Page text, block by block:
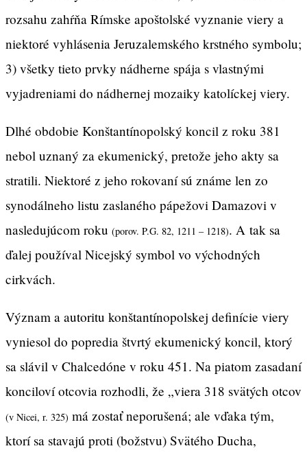
rozsahu zahŕňa Rímske apoštolské vyznanie viery a
niektoré vyhlásenia Jeruzalemského krstného symbolu;
3) všetky tieto prvky nádherne spája s vlastnými
vyjadreniami do nádhernej mozaiky katolíckej viery.
Dlhé obdobie Konštantínopolský koncil z roku 381
nebol uznaný za ekumenický, pretože jeho akty sa
stratili. Niektoré z jeho rokovaní sú známe len zo
synodálneho listu zaslaného pápežovi Damazovi v
nasledujúcom roku (porov. P.G. 82, 1211 – 1218). A tak sa
ďalej používal Nicejský symbol vo východných
cirkvách.
Význam a autoritu konštantínopolskej definície viery
vyniesol do popredia štvrtý ekumenický koncil, ktorý
sa slávil v Chalcedóne v roku 451. Na piatom zasadaní
konciloví otcovia rozhodli, že „viera 318 svätých otcov
(v Nicei, r. 325) má zostať neporušená; ale vďaka tým,
ktorí sa stavajú proti (božstvu) Svätého Ducha,